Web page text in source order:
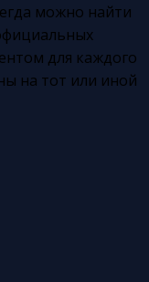
можно найти
для каждого
на тот или иной